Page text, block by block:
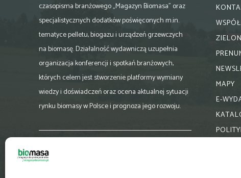
czasopisma branżowego „Magazyn Biomasa” oraz
specjalistycznych dodatków poświęconych m.in.
tematyce pelletu, biogazu i urządzeń grzewczych
na biomasę. Działalność wydawniczą uzupełnia
organizacja konferencji i spotkań branżowych,
których celem jest stworzenie platformy wymiany
wiedzy i doświadczeń oraz ocena aktualnej sytuacji
rynku biomasy w Polsce i prognoza jego rozwoju.
biuro@magazynbiomasa.pl
MAPY
E-